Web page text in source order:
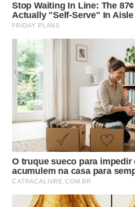
totalmente bloqueado para
Uma película de resíduos
úmido já altera o arraste
chance de entupimento nas